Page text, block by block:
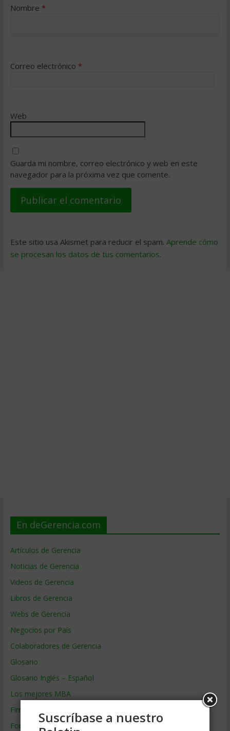
Nombre *
Correo electrónico *
Web
Guarda mi nombre, correo electrónico y web en este
navegador para la próxima vez que comente.
Este sitio usa Akismet para reducir el spam. Aprende cómo
se procesan los datos de tus comentarios.
En deGerencia.com
Artículos de Gerencia
Noticias de Gerencia
Videos de Gerencia
Libros de Gerencia
Webs de Gerencia
Negocios por País
Colaboradores de Gerencia
Glosario
Glosario Inglés – Español
Los mejores MBA
Firmas de Gerencia
Formación de Gerencia
Suscríbase a nuestro